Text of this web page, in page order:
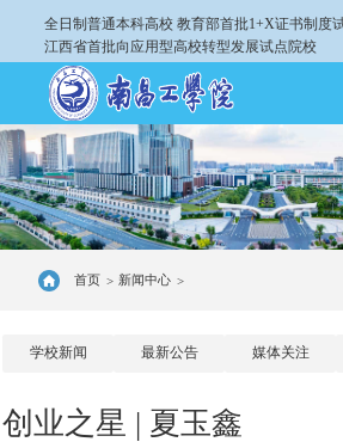
全日制普通本科高校 教育部首批1+X证书制度
江西省首批向应用型高校转型发展试点院校
首页 > 新闻中心 >
学校新闻 最新公告 媒体关注
创业之星 | 夏玉鑫